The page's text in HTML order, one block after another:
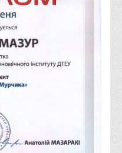
процесу та інноваційного
(TISC)